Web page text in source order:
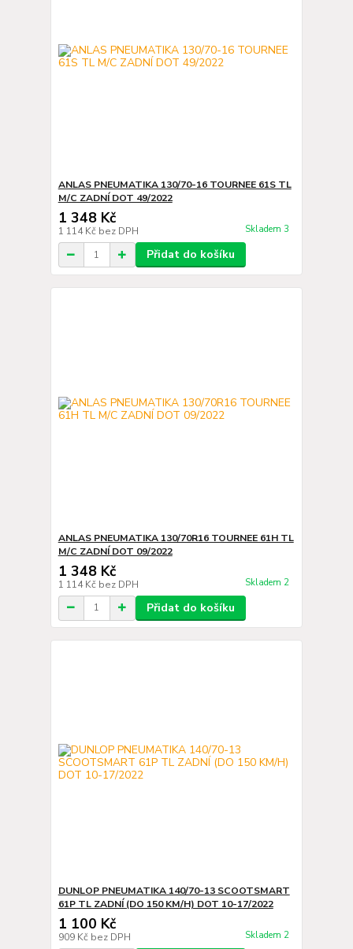
ANLAS PNEUMATIKA 130/70-16 TOURNEE 61S TL
M/C ZADNÍ DOT 49/2022
1 348 Kč
1 114 Kč bez DPH Skladem 3
Přidat do košíku
ANLAS PNEUMATIKA 130/70R16 TOURNEE 61H TL
M/C ZADNÍ DOT 09/2022
1 348 Kč
1 114 Kč bez DPH Skladem 2
Přidat do košíku
DUNLOP PNEUMATIKA 140/70-13 SCOOTSMART
61P TL ZADNÍ (DO 150 KM/H) DOT 10-17/2022
1 100 Kč
909 Kč bez DPH Skladem 2